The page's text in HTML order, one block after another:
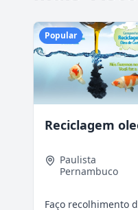
Popular
Paulista
Pernambuco
Faço recolhimento